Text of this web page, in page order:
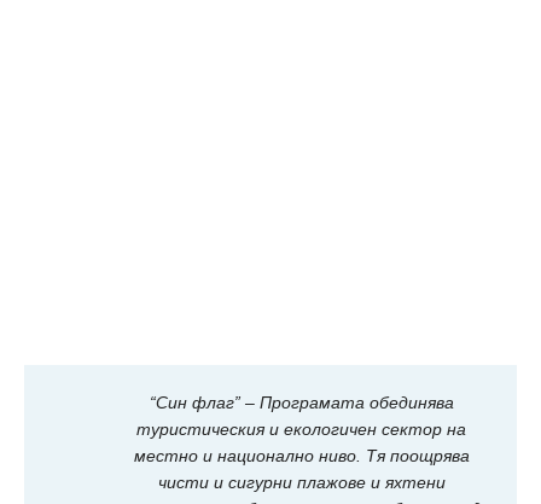
“Син флаг” – Програмата обединява
туристическия и екологичен сектор на
местно и национално ниво. Тя поощрява
чисти и сигурни плажове и яхтени